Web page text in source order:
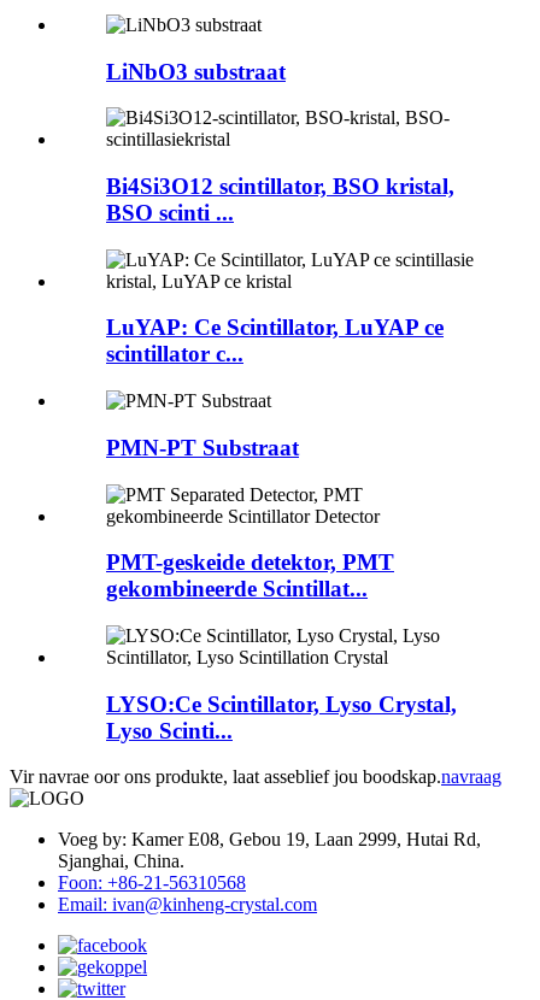
LiNbO3 substraat
Bi4Si3O12 scintillator, BSO kristal,
BSO scinti ...
LuYAP: Ce Scintillator, LuYAP ce
scintillator c...
PMN-PT Substraat
PMT-geskeide detektor, PMT
gekombineerde Scintillat...
LYSO:Ce Scintillator, Lyso Crystal,
Lyso Scinti...
Vir navrae oor ons produkte, laat asseblief jou boodskap.navraag
Voeg by: Kamer E08, Gebou 19, Laan 2999, Hutai Rd,
Sjanghai, China.
Foon: +86-21-56310568
Email: ivan@kinheng-crystal.com